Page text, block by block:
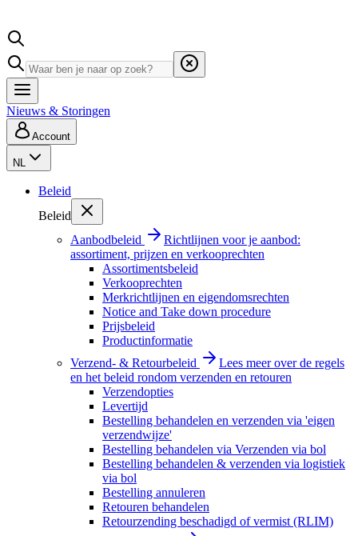
Nieuws & Storingen
Account
NL
Beleid
Beleid
Aanbodbeleid
Richtlijnen voor je aanbod:
assortiment, prijzen en verkooprechten
Assortimentsbeleid
Verkooprechten
Merkrichtlijnen en eigendomsrechten
Notice and Take down procedure
Prijsbeleid
Productinformatie
Verzend- & Retourbeleid
Lees meer over de regels
en het beleid rondom verzenden en retouren
Verzendopties
Levertijd
Bestelling behandelen en verzenden via 'eigen
verzendwijze'
Bestelling behandelen via Verzenden via bol
Bestelling behandelen & verzenden via logistiek
via bol
Bestelling annuleren
Retouren behandelen
Retourzending beschadigd of vermist (RLIM)